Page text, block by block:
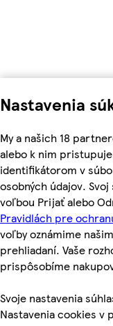
Nastavenia
My a našich 18
alebo k nim
identifikátorom v
osobných údajov.
voľbou Prijať alebo
Pravidlách pre
voľby oznámime
prehliadaní. Vaše
prispôsobíme
Svoje nastavenia
Nastavenia cookies v